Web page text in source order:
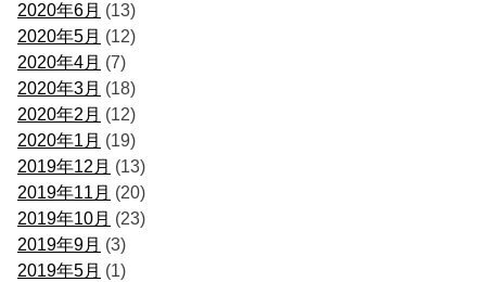
2020年6月 (13)
2020年5月 (12)
2020年4月 (7)
2020年3月 (18)
2020年2月 (12)
2020年1月 (19)
2019年12月 (13)
2019年11月 (20)
2019年10月 (23)
2019年9月 (3)
2019年5月 (1)